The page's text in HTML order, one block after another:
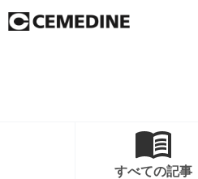
すべての記事